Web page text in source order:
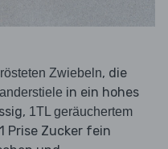
Zwiebeln, die
in ein hohes
1TL geräuchertem
Prise Zucker fein